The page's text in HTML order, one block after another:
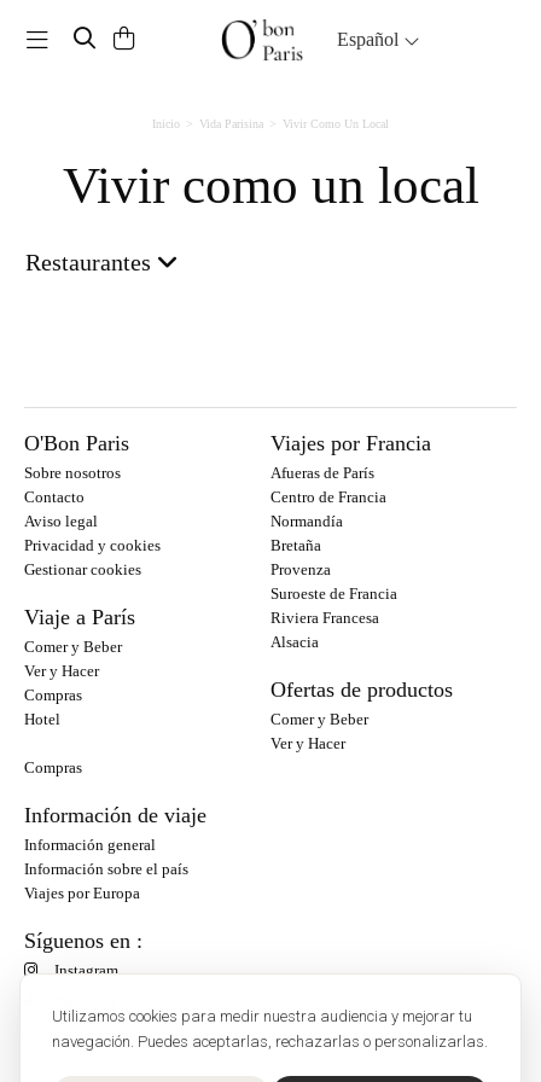
Utilizamos cookies para medir nuestra audiencia y mejorar tu
navegación. Puedes aceptarlas, rechazarlas o personalizarlas.
Toggle navigation Español
Inicio Vida Parisina Vivir Como Un Local
Vivir como un local
Restaurantes
O'Bon Paris
Sobre nosotros
Contacto
Aviso legal
Privacidad y cookies
Gestionar cookies
Viaje a París
Comer y Beber
Ver y Hacer
Compras
Hotel
Viajes por Francia
Afueras de París
Centro de Francia
Normandía
Bretaña
Provenza
Suroeste de Francia
Riviera Francesa
Alsacia
Ofertas de productos
Comer y Beber
Ver y Hacer
Compras
Información de viaje
Información general
Información sobre el país
Viajes por Europa
Síguenos en :
Instagram